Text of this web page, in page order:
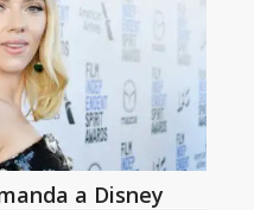
a Disney